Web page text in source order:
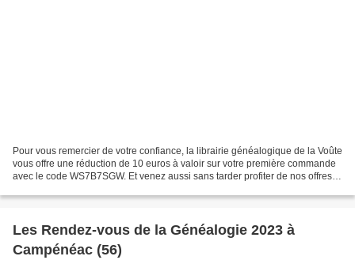
Pour vous remercier de votre confiance, la librairie généalogique de la Voûte
vous offre une réduction de 10 euros à valoir sur votre première commande
avec le code WS7B7SGW. Et venez aussi sans tarder profiter de nos offres à
Les Rendez-vous de la Généalogie 2023 à
Campénéac (56)